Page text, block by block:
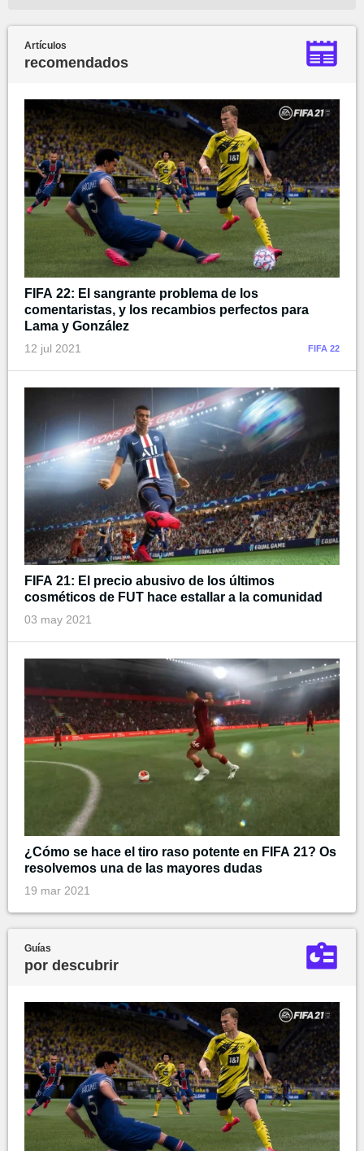
Artículos
recomendados
FIFA 22: El sangrante problema de los
comentaristas, y los recambios perfectos para
Lama y González
12 jul 2021 FIFA 22
FIFA 21: El precio abusivo de los últimos
cosméticos de FUT hace estallar a la comunidad
03 may 2021
¿Cómo se hace el tiro raso potente en FIFA 21? Os
resolvemos una de las mayores dudas
19 mar 2021
Guías
por descubrir